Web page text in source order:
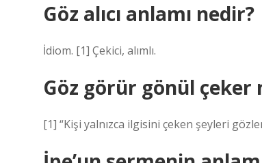
Göz alıcı anlamı nedir?
İdiom. [1] Çekici, alımlı.
Göz görür gönül çeker
[1] “Kişi yalnızca ilgisini çeken şeyleri